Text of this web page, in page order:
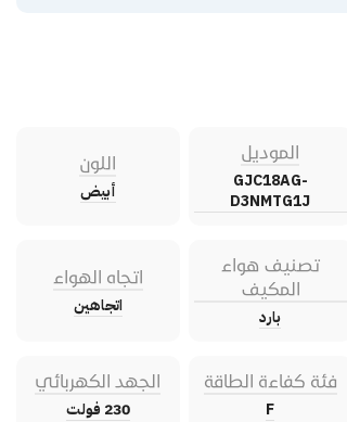
الموديل
GJC18AG-
D3NMTG1J
اللون
أبيض
تصنيف هواء
المكيف
بارد
اتجاه الهواء
اتجاهين
فئة كفاءة الطاقة
F
الجهد الكهربائي
230 فولت